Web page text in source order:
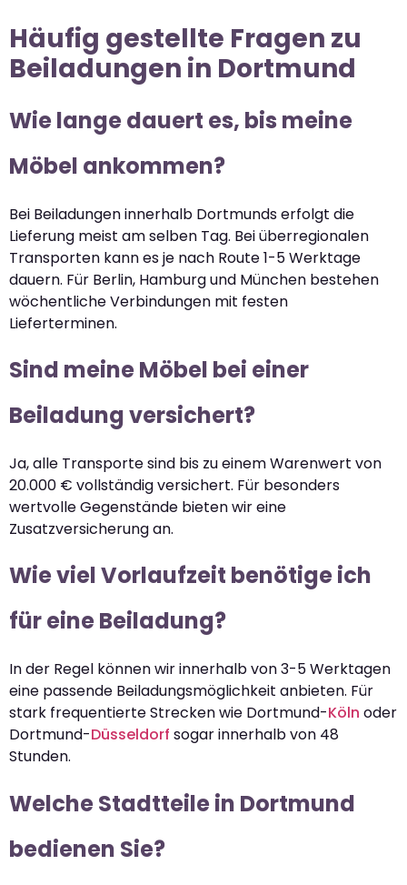
Häufig gestellte Fragen zu
Beiladungen in Dortmund
Wie lange dauert es, bis meine
Möbel ankommen?
Bei Beiladungen innerhalb Dortmunds erfolgt die
Lieferung meist am selben Tag. Bei überregionalen
Transporten kann es je nach Route 1-5 Werktage
dauern. Für Berlin, Hamburg und München bestehen
wöchentliche Verbindungen mit festen
Lieferterminen.
Sind meine Möbel bei einer
Beiladung versichert?
Ja, alle Transporte sind bis zu einem Warenwert von
20.000 € vollständig versichert. Für besonders
wertvolle Gegenstände bieten wir eine
Zusatzversicherung an.
Wie viel Vorlaufzeit benötige ich
für eine Beiladung?
In der Regel können wir innerhalb von 3-5 Werktagen
eine passende Beiladungsmöglichkeit anbieten. Für
stark frequentierte Strecken wie Dortmund-Köln oder
Dortmund-Düsseldorf sogar innerhalb von 48
Stunden.
Welche Stadtteile in Dortmund
bedienen Sie?